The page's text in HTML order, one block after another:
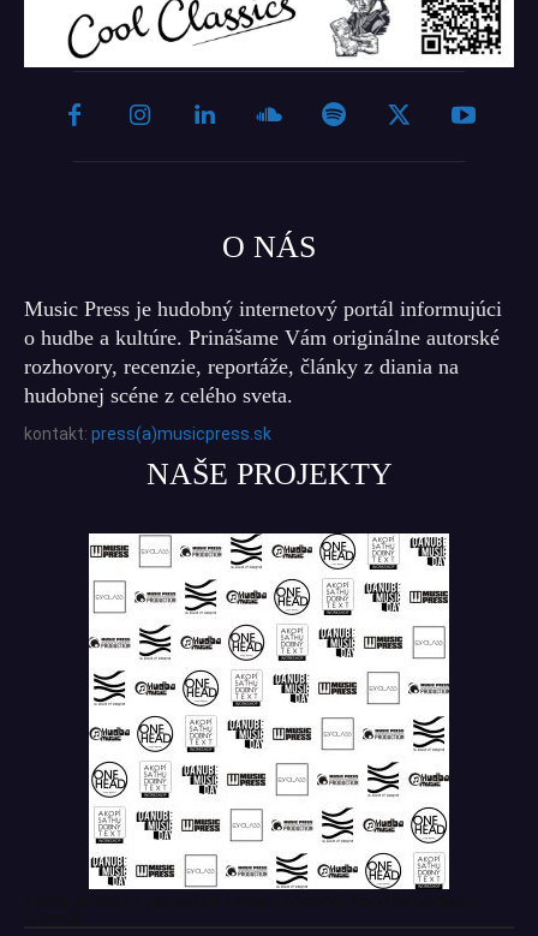
O NÁS
Music Press je hudobný internetový portál informujúci
o hudbe a kultúre. Prinášame Vám originálne autorské
rozhovory, recenzie, reportáže, články z diania na
hudobnej scéne z celého sveta.
kontakt: press(a)musicpress.sk
NAŠE PROJEKTY